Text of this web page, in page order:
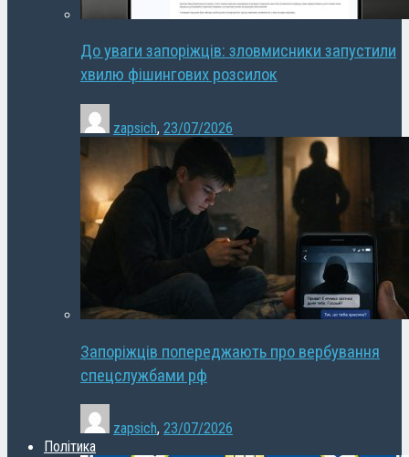
До уваги запоріжців: зловмисники запустили
хвилю фішингових розсилок
zapsich, 23/07/2026
Запоріжців попереджають про вербування
спецслужбами рф
zapsich, 23/07/2026
Політика